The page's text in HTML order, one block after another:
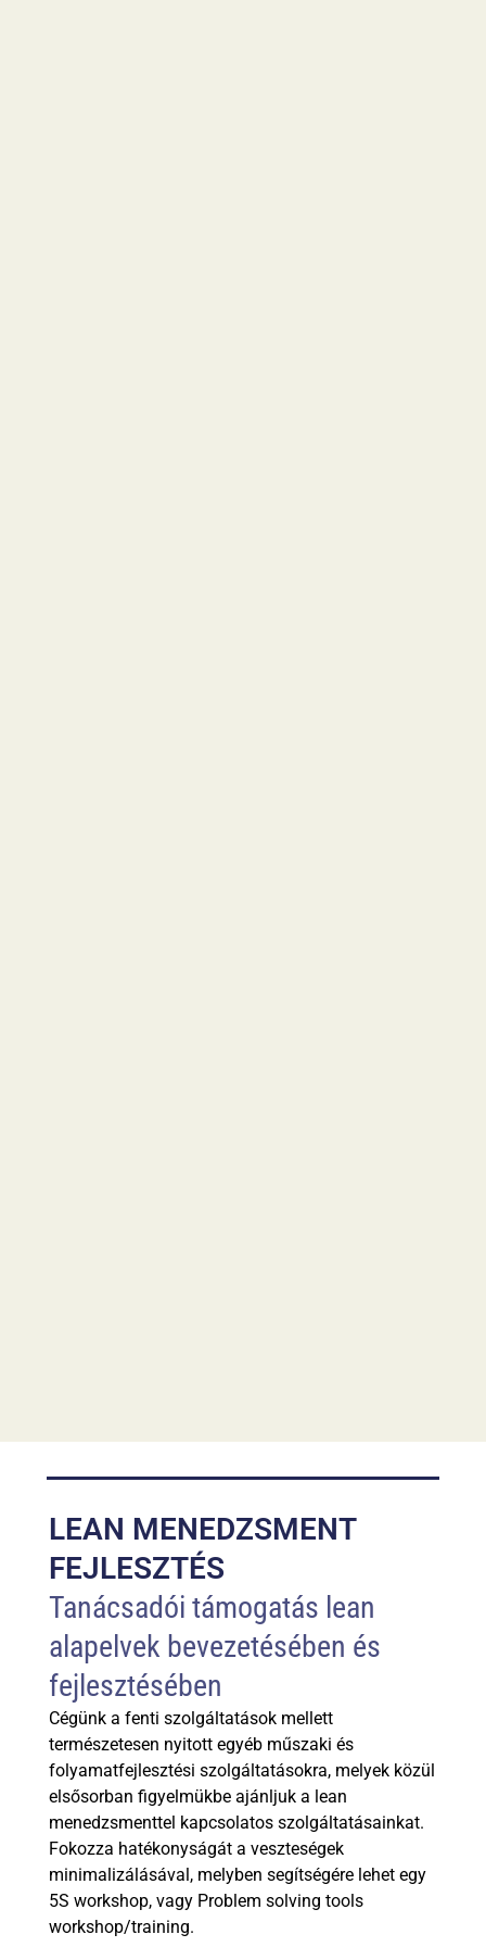
LEAN MENEDZSMENT
FEJLESZTÉS
Tanácsadói támogatás lean
alapelvek bevezetésében és
fejlesztésében
Cégünk a fenti szolgáltatások mellett
természetesen nyitott egyéb műszaki és
folyamatfejlesztési szolgáltatásokra, melyek közül
elsősorban figyelmükbe ajánljuk a lean
menedzsmenttel kapcsolatos szolgáltatásainkat.
Fokozza hatékonyságát a veszteségek
minimalizálásával, melyben segítségére lehet egy
5S workshop, vagy Problem solving tools
workshop/training.